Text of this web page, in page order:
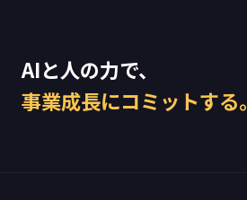
AIと人の力で、
事業成長にコミットする。